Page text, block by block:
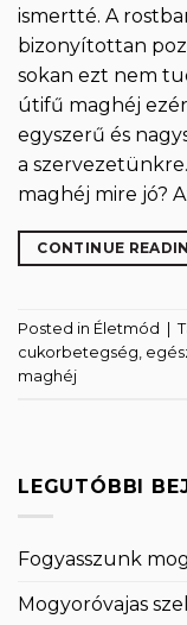
ismertté. A
bizonyítottan
sokan ezt nem
útifű maghéj
egyszerű és
a
maghéj mire jó?
CONTINUE
Posted in Életmód
cukorbetegség,
maghéj
LEGUTÓBBI
Fogyasszunk
Mogyoróvajas